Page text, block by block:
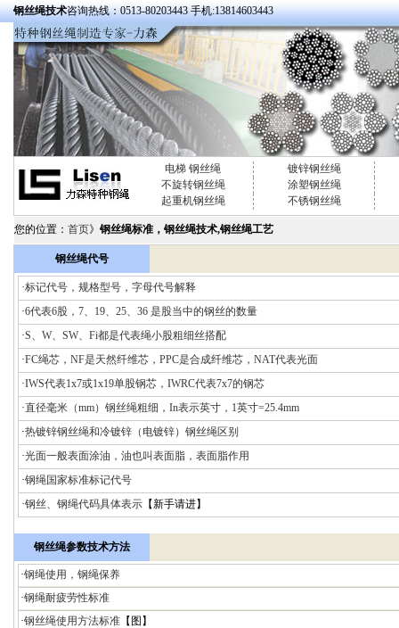
钢丝绳技术咨询热线：0513-80203443 手机:13814603443
电梯 钢丝绳
镀锌钢丝绳
不旋转钢丝绳
涂塑钢丝绳
起重机钢丝绳
不锈钢丝绳
您的位置： 首页》 钢丝绳标准，钢丝绳技术,钢丝绳工艺
钢丝绳代号
·标记代号，规格型号，字母代号解释
·6代表6股，7、19、25、36 是股当中的钢丝的数量
·S、W、SW、Fi都是代表绳小股粗细丝搭配
·FC绳芯，NF是天然纤维芯，PPC是合成纤维芯，NAT代表光面
·IWS代表1x7或1x19单股钢芯，IWRC代表7x7的钢芯
·直径毫米（mm）钢丝绳粗细，In表示英寸，1英寸=25.4mm
·热镀锌钢丝绳和冷镀锌（电镀锌）钢丝绳区别
·光面一般表面涂油，油也叫表面脂，表面脂作用
·钢绳国家标准标记代号
·钢丝、钢绳代码具体表示 【新手请进】
钢丝绳参数技术方法
·钢绳使用，钢绳保养
·钢绳耐疲劳性标准
·钢丝绳使用方法标准 【图】